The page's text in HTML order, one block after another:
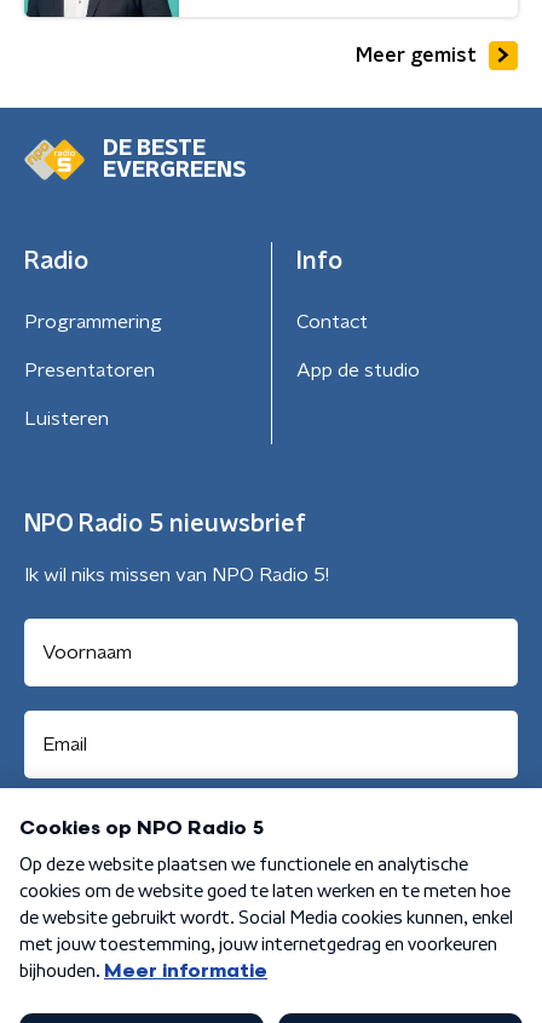
Meer gemist
DE BESTE
EVERGREENS
Radio
Programmering
Presentatoren
Luisteren
Info
Contact
App de studio
NPO Radio 5 nieuwsbrief
Ik wil niks missen van NPO Radio 5!
Aanmelden
Algemene voorwaarden Privacybeleid